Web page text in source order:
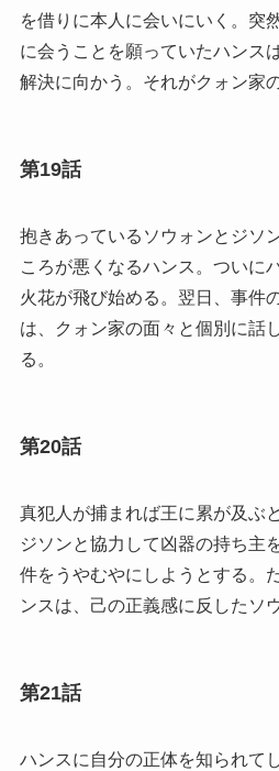
を借りに本人に会いにいく。突
に会うことを願っていたハンス
解決に向かう。それがクォン家
第19話
抱きあっているソウォンとジソ
ころが悪くなるハンス。ついに
火花が飛び始める。翌日、事件
は、クォン家の面々と個別に話
る。
第20話
真犯人が捕まれば王に累が及ぶ
ジソンと協力して凶器の持ち主
件をうやむやにしようとする。
ンスは、己の正義感に反したソ
第21話
ハンスに自分の正体を知られて